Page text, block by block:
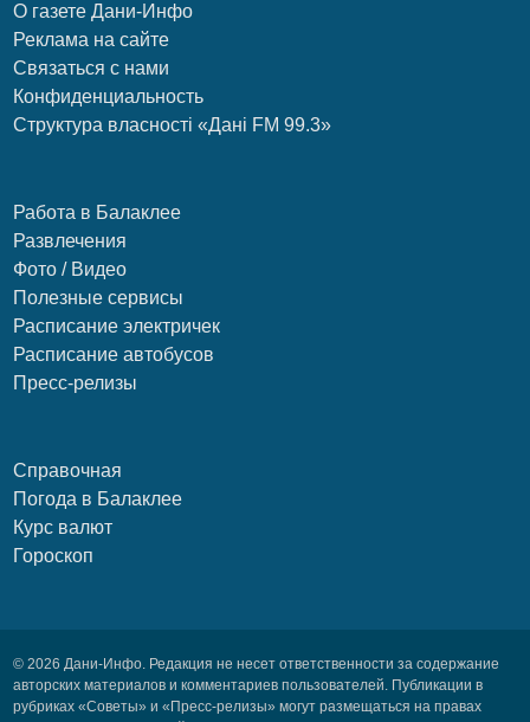
О газете Дани-Инфо
Реклама на сайте
Связаться с нами
Конфиденциальность
Структура власності «Дані FM 99.3»
Работа в Балаклее
Развлечения
Фото / Видео
Полезные сервисы
Расписание электричек
Расписание автобусов
Пресс-релизы
Справочная
Погода в Балаклее
Курс валют
Гороскоп
© 2026 Дани-Инфо. Редакция не несет ответственности за содержание
авторских материалов и комментариев пользователей. Публикации в
рубриках «Советы» и «Пресс-релизы» могут размещаться на правах